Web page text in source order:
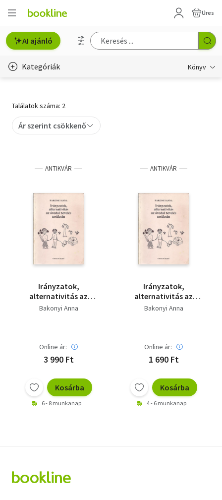
Üres
AI ajánló
Kategóriák Könyv
Gyermek- és ifjúsági
Művészet
Szótár, nyelvkönyv
Tankönyv, segédkönyv
Társadalomtudomány
Természettudomány
Találatok száma: 2
Ár szerint csökkenő
ANTIKVÁR
Irányzatok,
alternativitás az
óvodai nevelés
Bakonyi Anna
Online ár:
3 990 Ft
Kosárba
6 - 8 munkanap
ANTIKVÁR
Irányzatok,
alternativitás az
óvodai nevelés
Bakonyi Anna
Online ár:
1 690 Ft
Kosárba
4 - 6 munkanap